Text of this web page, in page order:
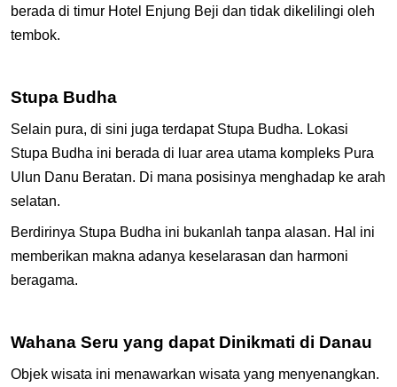
berada di timur Hotel Enjung Beji dan tidak dikelilingi oleh
tembok.
Stupa Budha
Selain pura, di sini juga terdapat Stupa Budha. Lokasi
Stupa Budha ini berada di luar area utama kompleks Pura
Ulun Danu Beratan. Di mana posisinya menghadap ke arah
selatan.
Berdirinya Stupa Budha ini bukanlah tanpa alasan. Hal ini
memberikan makna adanya keselarasan dan harmoni
beragama.
Wahana Seru yang dapat Dinikmati di Danau
Objek wisata ini menawarkan wisata yang menyenangkan.